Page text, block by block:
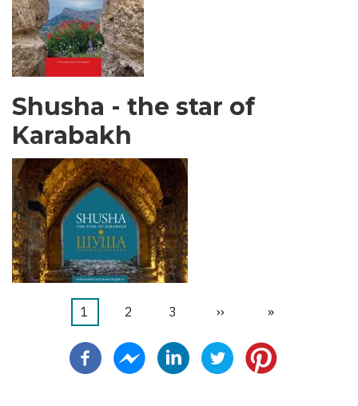
Shusha - the star of
Karabakh
Paginazione
Pagina
1 Pagina
2 Pagina
3
Pagina
››
Ultima
»